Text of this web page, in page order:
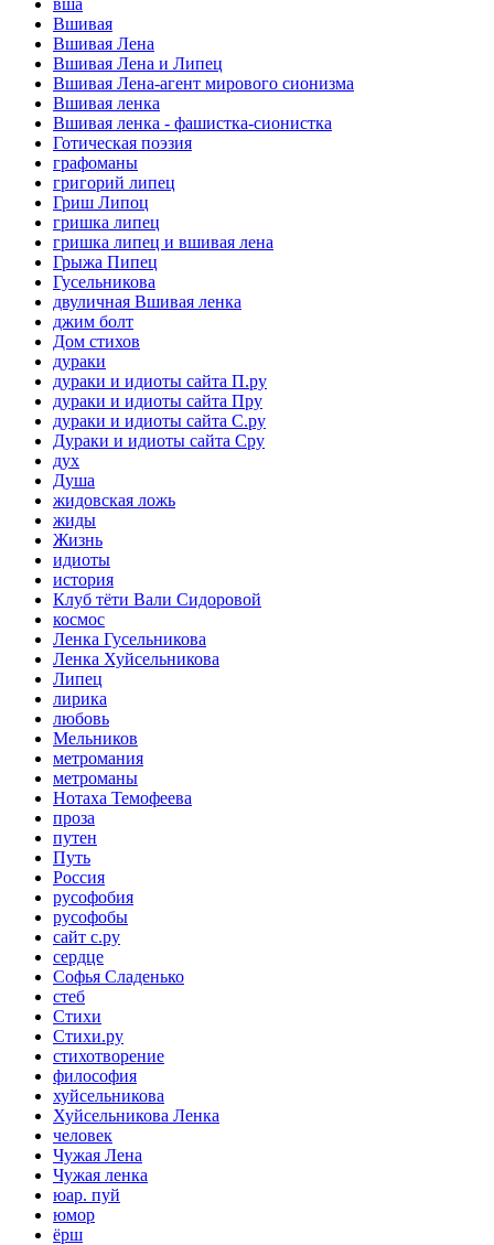
Вшивая
Вшивая Лена
Вшивая Лена и Липец
Вшивая Лена-агент мирового сионизма
Вшивая ленка
Вшивая ленка - фашистка-сионистка
Готическая поэзия
графоманы
григорий липец
Гриш Липоц
гришка липец
гришка липец и вшивая лена
Грыжа Пипец
Гусельникова
двуличная Вшивая ленка
джим болт
Дом стихов
дураки
дураки и идиоты сайта П.ру
дураки и идиоты сайта Пру
дураки и идиоты сайта С.ру
Дураки и идиоты сайта Сру
дух
Душа
жидовская ложь
жиды
Жизнь
идиоты
история
Клуб тёти Вали Сидоровой
космос
Ленка Гусельникова
Ленка Хуйсельникова
Липец
лирика
любовь
Мельников
метромания
метроманы
Нотаха Темофеева
проза
путен
Путь
Россия
русофобия
русофобы
сайт с.ру
сердце
Софья Сладенько
стеб
Стихи
Стихи.ру
стихотворение
философия
хуйсельникова
Хуйсельникова Ленка
человек
Чужая Лена
Чужая ленка
юар. пуй
юмор
ёрш